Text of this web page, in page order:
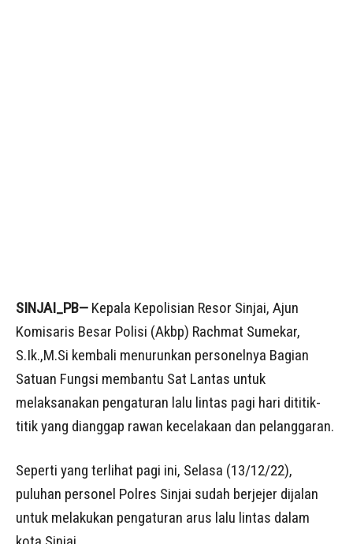
SINJAI_PB— Kepala Kepolisian Resor Sinjai, Ajun
Komisaris Besar Polisi (Akbp) Rachmat Sumekar,
S.Ik.,M.Si kembali menurunkan personelnya Bagian
Satuan Fungsi membantu Sat Lantas untuk
melaksanakan pengaturan lalu lintas pagi hari dititik-
titik yang dianggap rawan kecelakaan dan pelanggaran.
Seperti yang terlihat pagi ini, Selasa (13/12/22),
puluhan personel Polres Sinjai sudah berjejer dijalan
untuk melakukan pengaturan arus lalu lintas dalam